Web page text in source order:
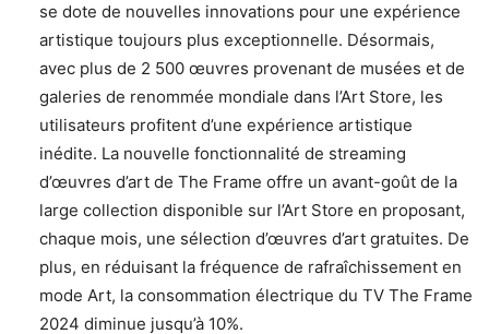
se dote de nouvelles innovations pour une expérience
artistique toujours plus exceptionnelle. Désormais,
avec plus de 2 500 œuvres provenant de musées et de
galeries de renommée mondiale dans l’Art Store, les
utilisateurs profitent d’une expérience artistique
inédite. La nouvelle fonctionnalité de streaming
d’œuvres d’art de The Frame offre un avant-goût de la
large collection disponible sur l’Art Store en proposant,
chaque mois, une sélection d’œuvres d’art gratuites. De
plus, en réduisant la fréquence de rafraîchissement en
mode Art, la consommation électrique du TV The Frame
2024 diminue jusqu’à 10%.